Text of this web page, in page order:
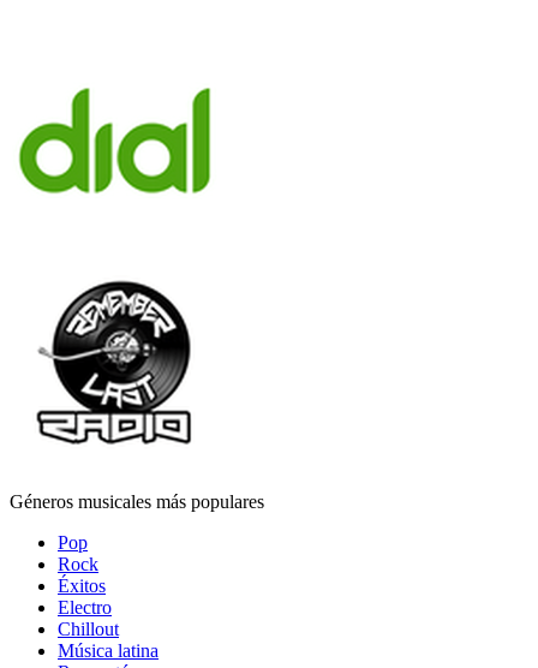
Géneros musicales más populares
Pop
Rock
Éxitos
Electro
Chillout
Música latina